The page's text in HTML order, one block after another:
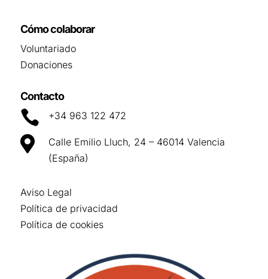
Cómo colaborar
Voluntariado
Donaciones
Contacto
 +34 963 122 472

Calle Emilio Lluch, 24 – 46014 Valencia
(España)
Aviso Legal
Política de privacidad
Política de cookies